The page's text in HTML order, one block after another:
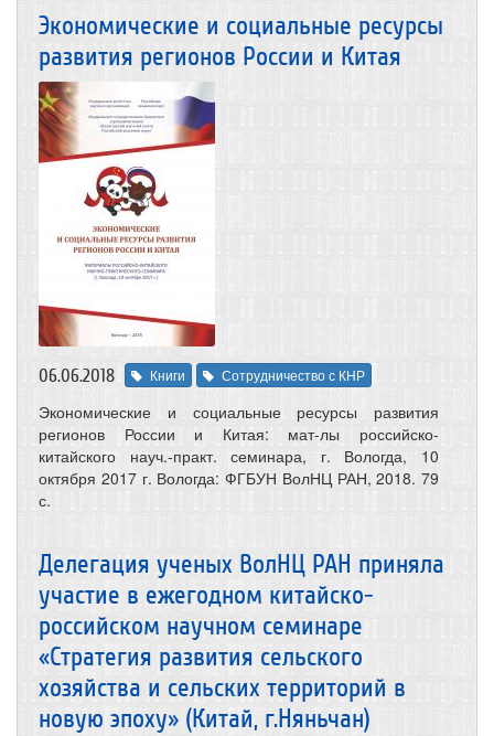
Экономические и социальные ресурсы
развития регионов России и Китая
06.06.2018 Книги Сотрудничество с КНР
Экономические и социальные ресурсы развития
регионов России и Китая: мат-лы российско-
китайского науч.-практ. семинара, г. Вологда, 10
октября 2017 г. Вологда: ФГБУН ВолНЦ РАН, 2018. 79
с.
Делегация ученых ВолНЦ РАН приняла
участие в ежегодном китайско-
российском научном семинаре
«Стратегия развития сельского
хозяйства и сельских территорий в
новую эпоху» (Китай, г.Няньчан)